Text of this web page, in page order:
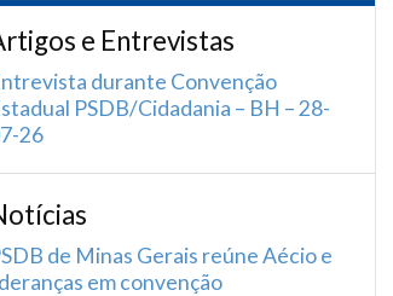
e Entrevistas
durante Convenção
PSDB/Cidadania – BH – 28-
26
de Minas Gerais reúne Aécio e
em convenção